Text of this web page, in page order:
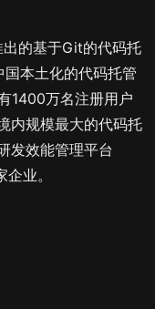
的基于Git的代码托
本土化的代码托管
1400万名注册用户
内规模最大的代码托
发效能管理平台
业。